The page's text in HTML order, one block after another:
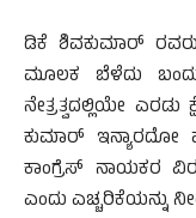
ಡಿಕೆ ಶಿವಕುಮಾರ್
ಮೂಲಕ ಬೆಳೆದು ಬಂದು
ನೇತ್ರತ್ವದಲ್ಲಿಯೇ
ಕುಮಾರ್ ಇನ್ಯಾರದೋ
ಕಾಂಗ್ರೆಸ್ ನಾಯಕರ
ಎಂದು ಎಚ್ಚರಿಕೆಯನ್ನು